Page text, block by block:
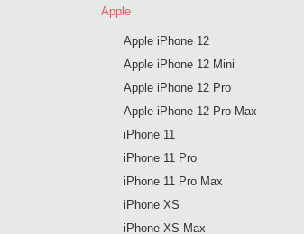
Apple
Apple iPhone 12
Apple iPhone 12 Mini
Apple iPhone 12 Pro
Apple iPhone 12 Pro Max
iPhone 11
iPhone 11 Pro
iPhone 11 Pro Max
iPhone XS
iPhone XS Max